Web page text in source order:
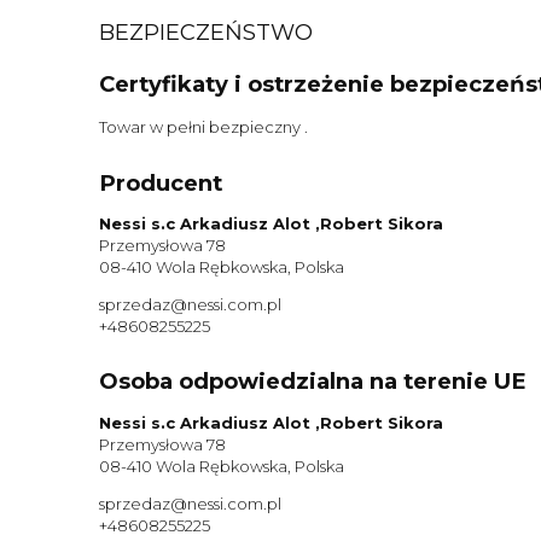
BEZPIECZEŃSTWO
Certyfikaty i ostrzeżenie
Towar w pełni bezpieczny .
Producent
Nessi s.c Arkadiusz Alot ,Robert Sikora
Przemysłowa 78
08-410 Wola Rębkowska, Polska
sprzedaz@nessi.com.pl
+48608255225
Osoba odpowiedzialna na terenie UE
Nessi s.c Arkadiusz Alot ,Robert Sikora
Przemysłowa 78
08-410 Wola Rębkowska, Polska
sprzedaz@nessi.com.pl
+48608255225